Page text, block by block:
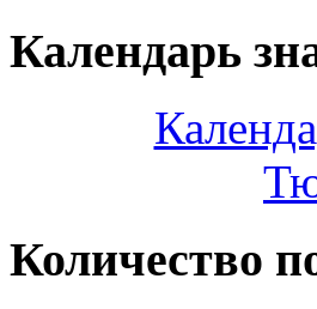
Календарь
Количество